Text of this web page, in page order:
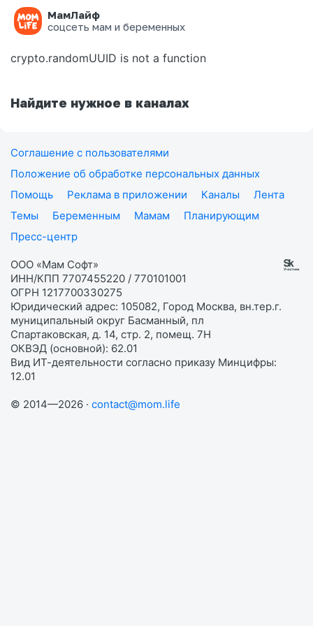
МамЛайф
соцсеть мам и беременных
Ошибка на странице
crypto.randomUUID is not a function
Найдите нужное в каналах
Соглашение с пользователями
Положение об обработке персональных данных
Помощь
Реклама в приложении Каналы
Лента
Темы
Беременным Мамам
Планирующим
Пресс-центр
ООО «Мам Софт»
ИНН/КПП 7707455220 / 770101001
ОГРН 1217700330275
Юридический адрес: 105082, Город Москва, вн.тер.г.
муниципальный округ Басманный, пл
Спартаковская, д. 14, стр. 2, помещ. 7Н
ОКВЭД (основной): 62.01
Вид ИТ-деятельности согласно приказу Минцифры:
12.01
© 2014—2026 · contact@mom.life